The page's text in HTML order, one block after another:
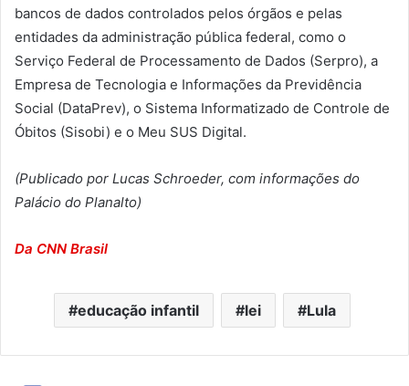
bancos de dados controlados pelos órgãos e pelas
entidades da administração pública federal, como o
Serviço Federal de Processamento de Dados (Serpro), a
Empresa de Tecnologia e Informações da Previdência
Social (DataPrev), o Sistema Informatizado de Controle de
Óbitos (Sisobi) e o Meu SUS Digital.
(Publicado por Lucas Schroeder, com informações do
Palácio do Planalto)
Da CNN Brasil
educação infantil lei Lula